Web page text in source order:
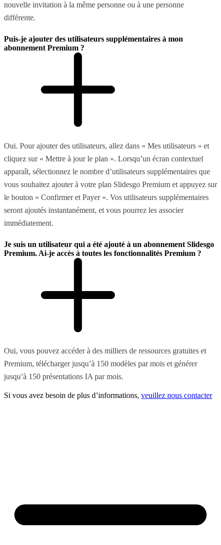
nouvelle invitation à la même personne ou à une personne
différente.
Puis-je ajouter des utilisateurs supplémentaires à mon
abonnement Premium ?
Oui. Pour ajouter des utilisateurs, allez dans « Mes utilisateurs » et
cliquez sur « Mettre à jour le plan ». Lorsqu’un écran contextuel
apparaît, sélectionnez le nombre d’utilisateurs supplémentaires que
vous souhaitez ajouter à votre plan Slidesgo Premium et appuyez sur
le bouton « Confirmer et Payer ». Vos utilisateurs supplémentaires
seront ajoutés instantanément, et vous pourrez les associer
immédiatement.
Je suis un utilisateur qui a été ajouté à un abonnement Slidesgo
Premium. Ai-je accès à toutes les fonctionnalités Premium ?
Oui, vous pouvez accéder à des milliers de ressources gratuites et
Premium, télécharger jusqu’à 150 modèles par mois et générer
jusqu’à 150 présentations IA par mois.
Si vous avez besoin de plus d’informations, veuillez nous contacter